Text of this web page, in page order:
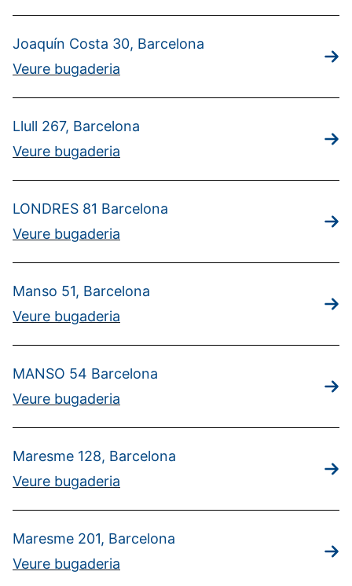
Joaquín Costa 30, Barcelona
Veure bugaderia
Llull 267, Barcelona
Veure bugaderia
LONDRES 81 Barcelona
Veure bugaderia
Manso 51, Barcelona
Veure bugaderia
MANSO 54 Barcelona
Veure bugaderia
Maresme 128, Barcelona
Veure bugaderia
Maresme 201, Barcelona
Veure bugaderia